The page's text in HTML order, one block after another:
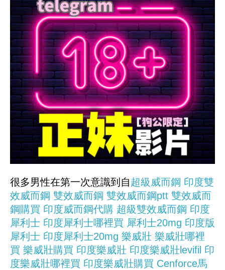
很多男性在第一次意識到自超級威而鋼 印度雙
效威而鋼 雙效威而鋼 雙效威而鋼ptt 雙效威而
鋼購買 印度威而鋼代購 超級雙效威而鋼 印度
犀利士 印度犀利士哪裡買 犀利士20mg 印度版
犀利士 印度犀利士20mg 樂威壯 樂威壯哪裡
買 樂威壯購買 印度樂威壯 印度樂威壯levifil 印
度樂威壯哪裡買 印度樂威壯購買 Cenforce馬